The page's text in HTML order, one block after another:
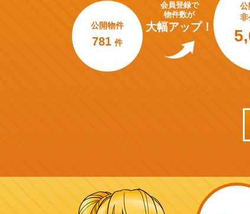
会員登録で
物件数が
大幅アップ！
公開物件
781 件
公
非